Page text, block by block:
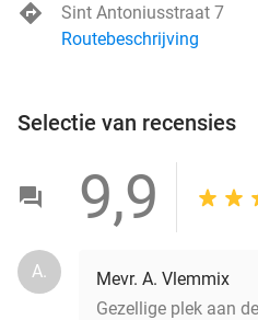
Sint Antoniusstraat 7
Routebeschrijving
Selectie van recensies
9,9
A.
Mevr. A. Vlemmix
Gezellige plek aan